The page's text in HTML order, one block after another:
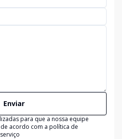
Enviar
para que a nossa equipe
acordo com a política de